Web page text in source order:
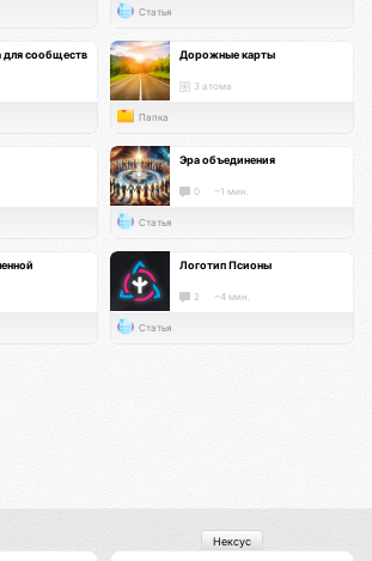
Статья
для сообществ Дорожные карты
3 атома
Папка
Эра объединения
0 ~1 мин.
Статья
Логотип Псионы
2 ~4 мин.
Статья
Нексус